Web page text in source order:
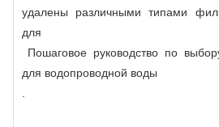
удалены различными типами
для
Пошаговое руководство по
для водопроводной воды